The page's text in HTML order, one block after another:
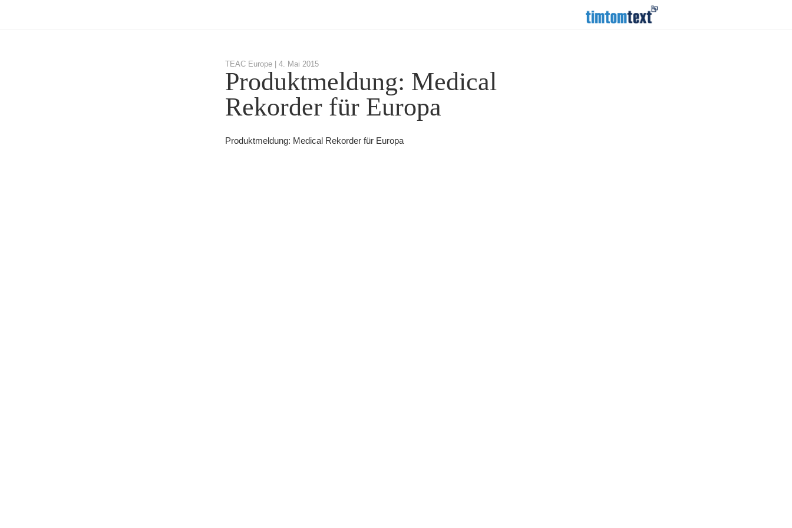
TEAC Europe | 4. Mai 2015
Produktmeldung: Medical
Rekorder für Europa
Produktmeldung: Medical Rekorder für Europa